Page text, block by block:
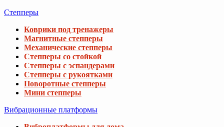
Степперы
Коврики под тренажеры
Магнитные степперы
Механические степперы
Степперы со стойкой
Степперы с эспандерами
Степперы с рукоятками
Поворотные степперы
Мини степперы
Вибрационные платформы